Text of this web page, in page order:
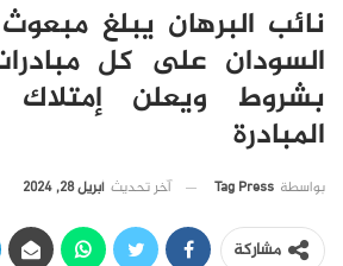
نائب البرهان يبلغ
السودان على كل
بشروط ويعلن
المبادرة
بواسطة Tag Press آخر تحديث أبريل 28, 2024
مشاركة